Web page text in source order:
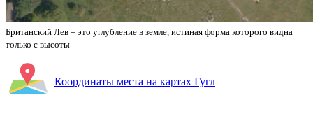
Британский Лев – это углубление в земле, истиная форма которого видна
только с высоты
Координаты места на картах Гугл